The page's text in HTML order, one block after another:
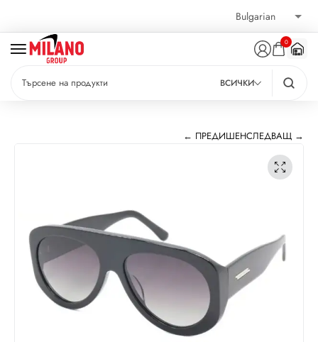
0
ВСИЧКИ
← ПРЕДИШЕНСЛЕДВАЩ →